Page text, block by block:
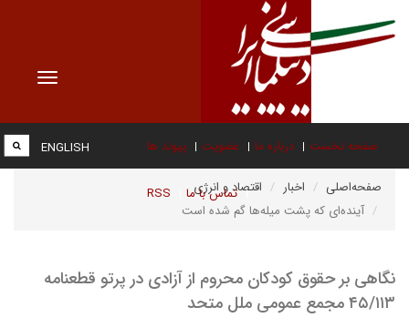
Toggle
صفحه نخست درباره ما عضویت پیوند ها
تماس با ما RSS
ENGLISH
صفحه‌اصلی اخبار
اقتصاد و انرژی
آینده‌ای که پشت میله‌ها گم شده است
نگاهی بر حقوق کودکان محروم از آزادی در پرتو قطعنامه
۴۵/۱۱۳ مجمع‌ عمومی ملل متحد